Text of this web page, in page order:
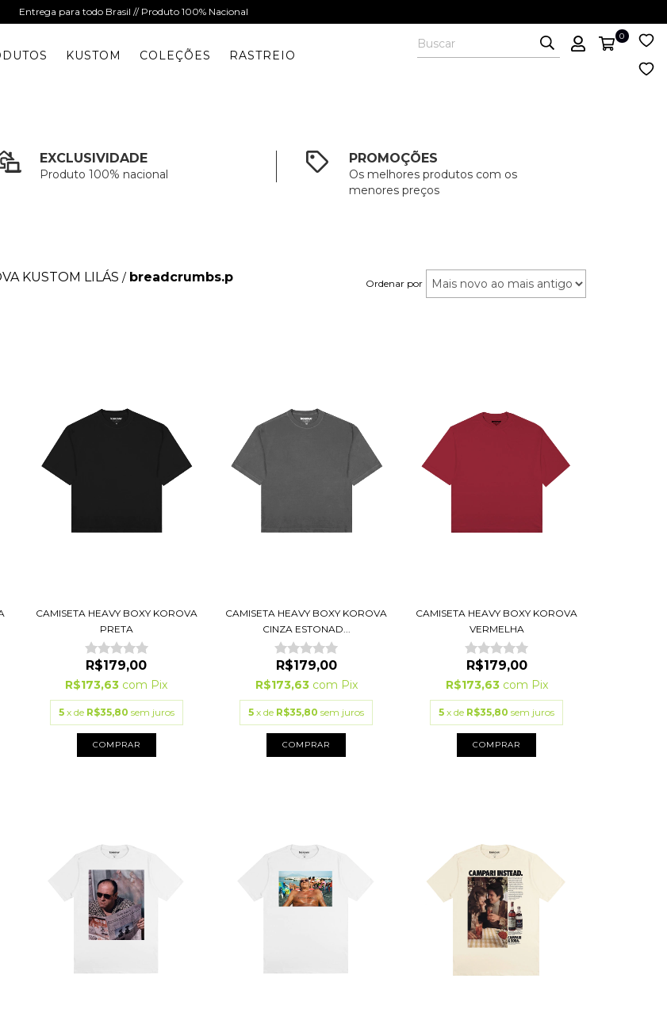
Entrega para todo Brasil // Produto 100% Nacional
KUSTOM COLEÇÕES RASTREIO
0
EXCLUSIVIDADE
Produto 100% nacional
PROMOÇÕES
Os melhores produtos com os
menores preços
KUSTOM LILÁS / breadcrumbs.p Ordenar por
CAMISETA HEAVY BOXY KOROVA
PRETA
R$179,00
R$173,63 com Pix
5 x de R$35,80 sem juros
COMPRAR
CAMISETA HEAVY BOXY KOROVA
CINZA ESTONAD...
R$179,00
R$173,63 com Pix
5 x de R$35,80 sem juros
COMPRAR
CAMISETA HEAVY BOXY KOROVA
VERMELHA
R$179,00
R$173,63 com Pix
5 x de R$35,80 sem juros
COMPRAR